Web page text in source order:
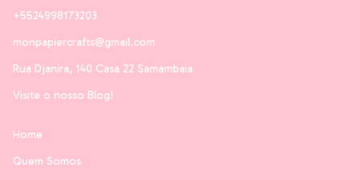
+5524998173203
monpapiercrafts@gmail.com
Rua Djanira, 140 Casa 22 Samambaia
Visite o nosso Blog!
Home
Quem Somos